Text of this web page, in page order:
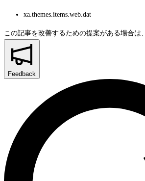
xa.themes.items.web.dat
この記事を改善するための提案がある場合は、
Feedback